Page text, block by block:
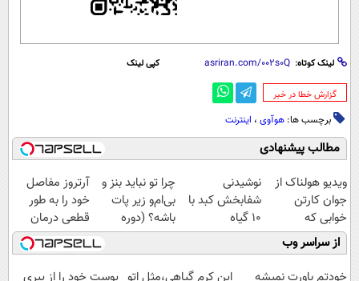
لینک کوتاه: کپی لینک
‌گزارش خطا در خبر
برچسب ها: هوآوی ، اینترنت
مطالب پیشنهادی
ویدیو هولناک از
جوان کارتن
خوابی که
میلیاردر شد.
آموزش رایگان
نوشیدنی
شفابخش کبد با
10 گیاه
موثر(تخفیف تا
امشب)
چرا تو نباید بنز و
بی‌ام‌و زیر پات
باشه؟ (دوره
رایگان درآمد
میلیاردی)
آرتروز مفاصل
خود را به طور
قطعی درمان
کنید!
◗پرسش‌نامه◖
از سراسر وب